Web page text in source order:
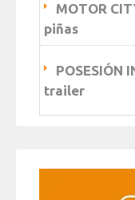
MOTOR
piñas
POSESIÓN
trailer